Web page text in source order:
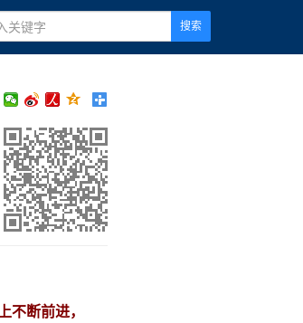
搜索
断前进，